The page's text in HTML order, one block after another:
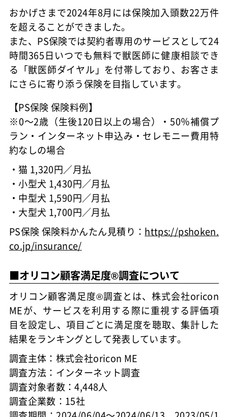
おかげさまで2024年8月には保険加入頭数22万件
を超えることができました。
また、PS保険では契約者専用のサービスとして24
時間365日いつでも無料で獣医師に健康相談でき
る「獣医師ダイヤル」を付帯しており、お客さま
にさらに寄り添う保険を目指しています。
【PS保険 保険料例】
※0～2歳（生後120日以上の場合）・50％補償プ
ラン・インターネット申込み・セレモニー費用特
約なしの場合
・猫 1,320円／月払
・小型犬 1,430円／月払
・中型犬 1,590円／月払
・大型犬 1,700円／月払
PS保険 保険料かんたん見積り： https://pshoken.
co.jp/insurance/
■オリコン顧客満足度®調査について
オリコン顧客満足度®調査とは、株式会社oricon
MEが、サービスを利用する際に重視する評価項
目を設定し、項目ごとに満足度を聴取、集計した
結果をランキングとして発表しています。
調査主体：株式会社oricon ME
調査方法：インターネット調査
調査対象者数：4,448人
調査企業数：15社